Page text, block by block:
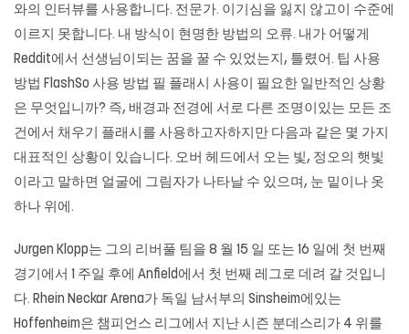
와의 인터뷰를 사용합니다. 전문가. 이기심을 잃지 않고이 수준에
이르지 못합니다. 내 방식이 현명한 방법의 오류. 내가 어떻게
Reddit에서 선생님이되는 꿈을 꿀 수 있었는지, 틀렸어. 팁 사용
방법 FlashSo 사용 방법 필 플래시 사용이 필요한 일반적인 상황
은 무엇입니까? 즉, 배경과 전경에 서로 다른 조명이있는 모든 조
건에서 채우기 플래시를 사용하고자하지만 다음과 같은 몇 가지
대표적인 상황이 있습니다. 오버 헤드에서 오는 빛, 정오의 햇빛
이라고 말하면 얼굴에 그림자가 나타날 수 있으며, 눈 밑이나 옷
하나 위에.
Jurgen Klopp는 그의 리버풀 팀을 8 월 15 일 또는 16 일에 첫 번째
경기에서 1 주일 후에 Anfield에서 첫 번째 레그로 데려 갈 것입니
다. Rhein Neckar Arena가 독일 남서부의 Sinsheim에있는
Hoffenheim은 ​​챔피언스 리그에서 지난 시즌 분데스리가 4 위를